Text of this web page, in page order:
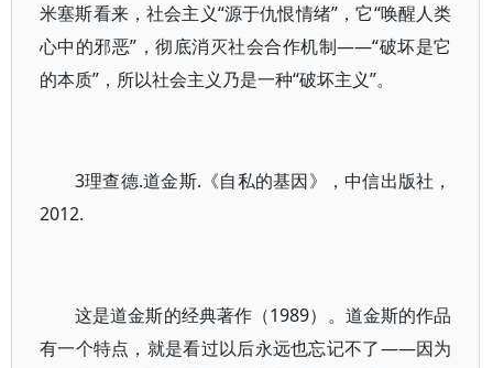
米塞斯看来，社会主义“源于仇恨情绪”，它“唤醒人类
心中的邪恶”，彻底消灭社会合作机制——“破坏是它
的本质”，所以社会主义乃是一种“破坏主义”。
3理查德.道金斯.《自私的基因》，中信出版社，
2012.
这是道金斯的经典著作（1989）。道金斯的作品
有一个特点，就是看过以后永远也忘记不了——因为